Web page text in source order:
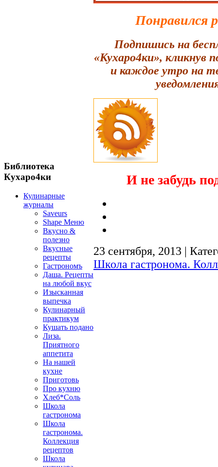
Библиотека
Кухаро4ки
Кулинарные
журналы
Saveurs
Shape Меню
Вкусно &
полезно
Вкусные
рецепты
Гастрономъ
Даша. Рецепты
на любой вкус
Изысканная
выпечка
Кулинарный
практикум
Кушать подано
Лиза.
Приятного
аппетита
На нашей
кухне
Приготовь
Про кухню
Хлеб*Соль
Школа
гастронома
Школа
гастронома.
Коллекция
рецептов
Школа
Понравился
Подпишись на
«Кухаро4ки», кликнув
и каждое утро на
И не забудь
23 сентября, 2013 |
Школа гастронома.